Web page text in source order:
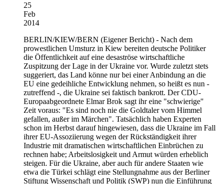
25
Feb
2014
BERLIN/KIEW/BERN (Eigener Bericht) - Nach dem
prowestlichen Umsturz in Kiew bereiten deutsche Politiker
die Öffentlichkeit auf eine desaströse wirtschaftliche
Zuspitzung der Lage in der Ukraine vor. Wurde zuletzt stets
suggeriert, das Land könne nur bei einer Anbindung an die
EU eine gedeihliche Entwicklung nehmen, so heißt es nun -
zutreffend -, die Ukraine sei faktisch bankrott. Der CDU-
Europaabgeordnete Elmar Brok sagt ihr eine "schwierige"
Zeit voraus: "Es sind noch nie die Goldtaler vom Himmel
gefallen, außer im Märchen". Tatsächlich haben Experten
schon im Herbst darauf hingewiesen, dass die Ukraine im Fall
ihrer EU-Assoziierung wegen der Rückständigkeit ihrer
Industrie mit dramatischen wirtschaftlichen Einbrüchen zu
rechnen habe; Arbeitslosigkeit und Armut würden erheblich
steigen. Für die Ukraine, aber auch für andere Staaten wie
etwa die Türkei schlägt eine Stellungnahme aus der Berliner
Stiftung Wissenschaft und Politik (SWP) nun die Einführung